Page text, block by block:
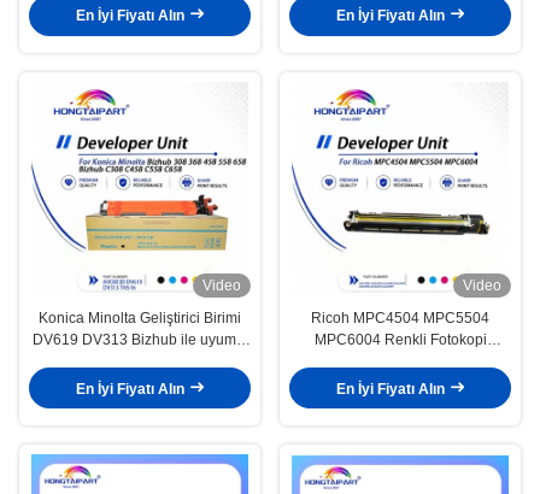
En İyi Fiyatı Alın
Birimi -
Orijinal/Uyumlu/Japonya'dan
En İyi Fiyatı Alın
Video
Konica Minolta Geliştirici Birimi
DV619 DV313 Bizhub ile uyumlu
Parça Numarası A9C803D
Tarafsız Paketleme
En İyi Fiyatı Alın
Video
Ricoh MPC4504 MPC5504
MPC6004 Renkli Fotokopi
Geliştirici Birimi
En İyi Fiyatı Alın